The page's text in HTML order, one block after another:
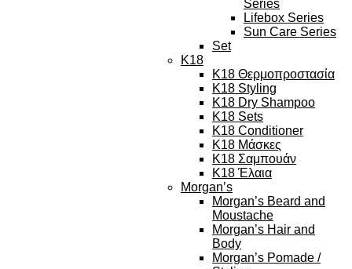
Series
Lifebox Series
Sun Care Series
Set
K18
K18 Θερμοπροστασία
K18 Styling
K18 Dry Shampoo
K18 Sets
K18 Conditioner
K18 Μάσκες
K18 Σαμπουάν
K18 Έλαια
Morgan’s
Morgan’s Beard and
Moustache
Morgan’s Hair and
Body
Morgan’s Pomade /